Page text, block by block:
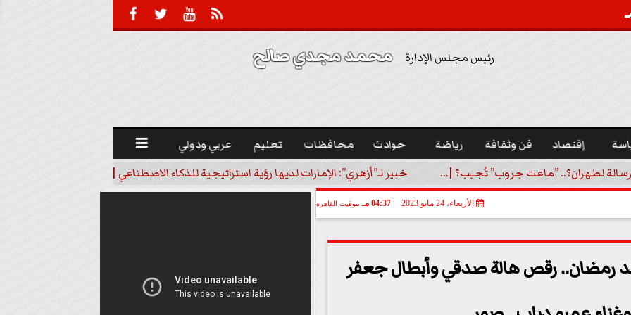
  

رئيس مجلس الإدارة محمد مجدي صالح
إقتصاد فن وثقافة رياضة حوادث محافظات تعليم عربي ودولي 
لطهران؟.. ”ماعت جروب” تُجيب؟ |... خبير لـ”أزهري”: الإمارات لديها رؤية استراتيجية للذكاء الاصطناعي | فيديو
الأربعاء، 24 مايو 2023 04:37 مـ بتوقيت القاهرة
رمضان.. رقص هالة صدقي وأبطال جعفر